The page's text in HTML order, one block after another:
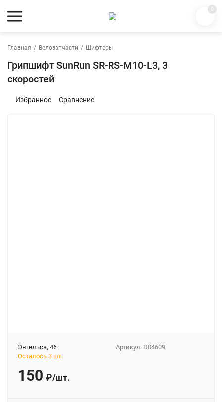
0
Главная / Велозапчасти / Шифтеры
Грипшифт SunRun SR-RS-M10-L3, 3
скоростей
Избранное Сравнение
Артикул: D04609
Энгельса, 46:
Осталось 3 шт.
150 ₽/шт.